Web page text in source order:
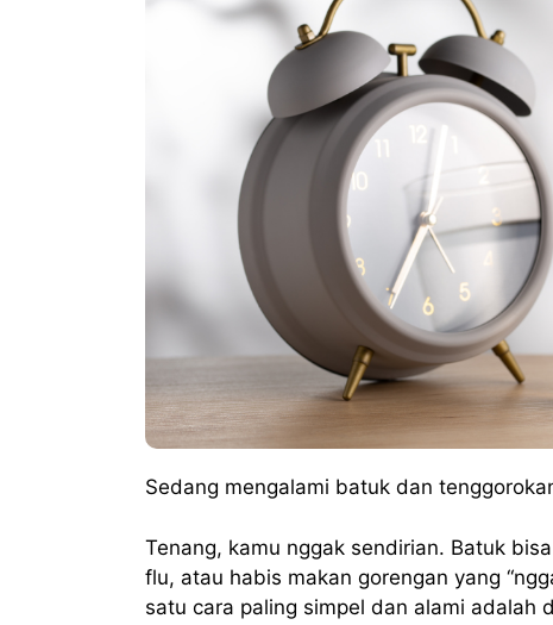
Sedang mengalami batuk dan
Tenang, kamu nggak sendirian. Batuk
flu, atau habis makan gorengan yang
satu cara paling simpel dan alami adalah